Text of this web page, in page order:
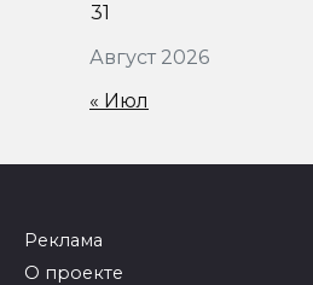
Август 2026
31
« Июл
Реклама
О проекте